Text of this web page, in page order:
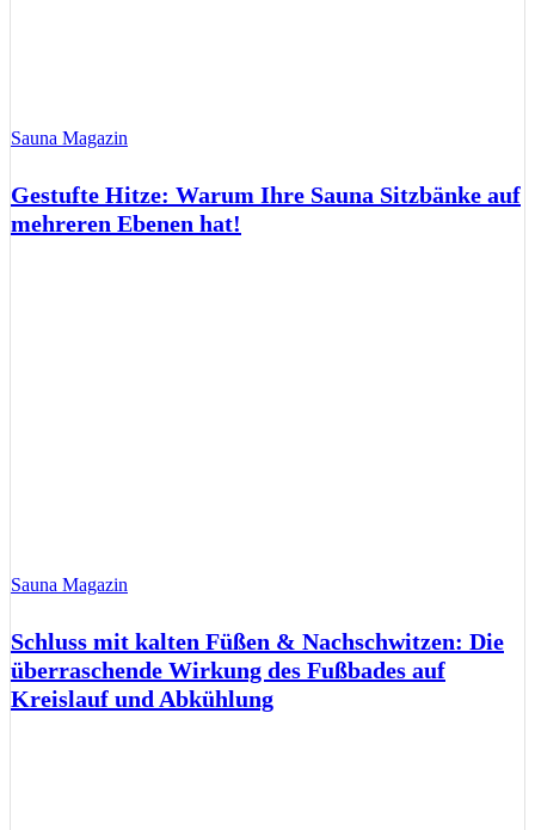
Sauna Magazin
Gestufte Hitze: Warum Ihre Sauna Sitzbänke auf
mehreren Ebenen hat!
Sauna Magazin
Schluss mit kalten Füßen & Nachschwitzen: Die
überraschende Wirkung des Fußbades auf
Kreislauf und Abkühlung